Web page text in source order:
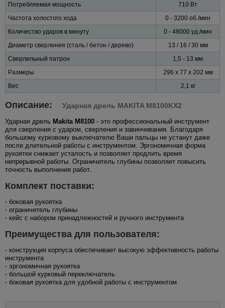
Потребляемая мощность
710 Вт
Частота холостого хода
0 - 3200 об./мин
Количество ударов в минуту
0 - 48000 уд./мин
Диаметр сверления (сталь / бетон / дерево)
13 / 16 / 30 мм
Сверлильный патрон
1,5 - 13 мм
Размеры
296 x 77 x 202 мм
Вес
2,1 кг
Описание: Ударная дрель MAKITA M8100KX2
Ударная дрель Makita M8100 - это профессиональный инструмент
для сверления с ударом, сверления и завинчивания. Благодаря
большому курковому выключателю Ваши пальцы не устанут даже
после длительной работы с инструментом. Эргономичная форма
рукоятки снижает усталость и позволяет продлить время
непрерывной работы. Ограничитель глубины позволяет повысить
точность выполнения работ.
Комплект поставки:
- боковая рукоятка
- ограничитель глубины
- кейс с набором принадлежностей и ручного инструмента
Преимущества для пользователя:
- конструкция корпуса обеспечивает высокую эффективность работы
инструмента
- эргономичная рукоятка
- большой курковый переключатель
- боковая рукоятка для удобной работы с инструментом